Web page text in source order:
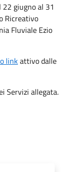
22 giugno al 31
Ricreativo
Fluviale Ezio
linkattivo dalle
Servizi allegata.